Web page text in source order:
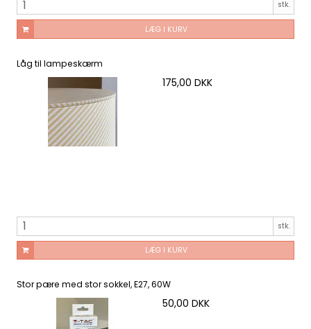
stk.
LÆG I KURV
Låg til lampeskærm
175,00 DKK
stk.
LÆG I KURV
Stor pære med stor sokkel, E27, 60W
50,00 DKK